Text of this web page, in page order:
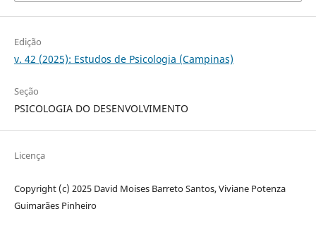
Edição
v. 42 (2025): Estudos de Psicologia (Campinas)
Seção
PSICOLOGIA DO DESENVOLVIMENTO
Licença
Copyright (c) 2025 David Moises Barreto Santos, Viviane Potenza
Guimarães Pinheiro